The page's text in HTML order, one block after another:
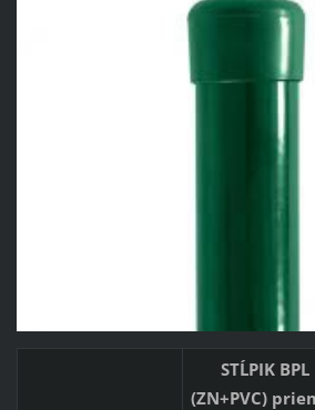
STĹPIK BPL
(ZN+PVC)